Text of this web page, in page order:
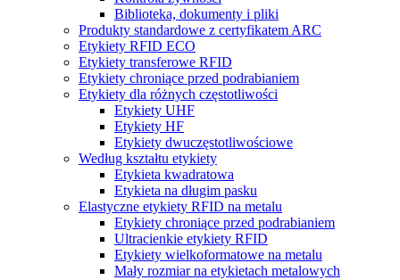
Biblioteka, dokumenty i pliki
Produkty standardowe z certyfikatem ARC
Etykiety RFID ECO
Etykiety transferowe RFID
Etykiety chroniące przed podrabianiem
Etykiety dla różnych częstotliwości
Etykiety UHF
Etykiety HF
Etykiety dwuczęstotliwościowe
Według kształtu etykiety
Etykieta kwadratowa
Etykieta na długim pasku
Elastyczne etykiety RFID na metalu
Etykiety chroniące przed podrabianiem
Ultracienkie etykiety RFID
Etykiety wielkoformatowe na metalu
Mały rozmiar na etykietach metalowych